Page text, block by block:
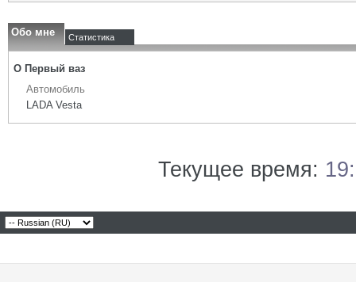
Обо мне Статистика
О Первый ваз
Автомобиль
LADA Vesta
Текущее время: